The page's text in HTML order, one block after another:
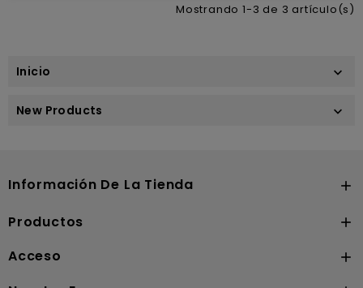
Mostrando 1-3 de 3 artículo(s)
Inicio 
New Products 
Información De La Tienda 
Productos 
Acceso 